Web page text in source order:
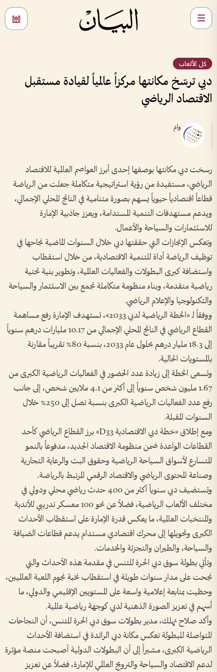
كل الألعاب
دبي ترسّخ مكانتها مركزاً عالمياً لقيادة مستقبل
الاقتصاد الرياضي
وام
رسخت دبي مكانتها بوصفها إحدى أبرز العواصم العالمية للاقتصاد
الرياضي، مستفيدة من رؤية استراتيجية متكاملة جعلت من الرياضة
قطاعاً اقتصادياً حيوياً يسهم بصورة متنامية في الناتج المحلي الإجمالي،
ويدعم مستهدفات التنمية المستدامة، ويعزز جاذبية الإمارة
للاستثمارات والسياحة والأعمال.
وتعكس الإنجازات التي حققتها دبي خلال السنوات الماضية نجاحها في
توظيف الرياضة أداة للتنمية الاقتصادية، من خلال استقطاب
واستضافة كبرى البطولات والفعاليات العالمية، وتطوير بنية تحتية
رياضية متقدمة، وبناء منظومة متكاملة تجمع بين الاستثمار والسياحة
والتكنولوجيا والإعلام الرياضي.
ووفقاً لـ «الخطة الرياضية لدبي 2033»، تستهدف الإمارة رفع مساهمة
القطاع الرياضي في الناتج المحلي الإجمالي من 10.17 مليارات درهم سنوياً
إلى 18.3 مليار درهم بحلول عام 2033، بنسبة 80% تقريباً مقارنة
بالمستويات الحالية.
وتسعى الخطة إلى زيادة عدد الحضور في الفعاليات الرياضية الكبرى من
1.67 مليون شخص سنوياً إلى أكثر من 4.1 ملايين شخص، إلى جانب
رفع عدد الفعاليات الرياضية الكبرى بنسبة تصل إلى 250% خلال
السنوات المقبلة.
ومع إطلاق «خطة دبي الاقتصادية D33» برز القطاع الرياضي كأحد
القطاعات الواعدة ضمن منظومة الاقتصاد الجديد، مدفوعاً بالنمو
المتسارع لأسواق السياحة الرياضية وحقوق البث والرعاية التجارية
وصناعة المحتوى الرياضي والاقتصاد الرقمي المرتبط بالرياضة.
وتستضيف دبي سنوياً أكثر من 400 حدث رياضي محلي ودولي في
مختلف الألعاب الرياضية، فضلاً عن نحو 100 معسكر تدريبي للأندية
والمنتخبات العالمية، ما يعكس قدرة الإمارة على استقطاب الأحداث
الكبرى وتحويلها إلى محرك اقتصادي مستدام يدعم قطاعات الضيافة
والسياحة، والطيران والتجزئة والخدمات.
وتأتي بطولة سوق دبي الحرة للتنس في مقدمة هذه الأحداث والتي
نجحت على مدار سنوات طويلة في استقطاب نخبة نجوم اللعبة العالميين،
وحظيت بمتابعة إعلامية واسعة على المستويين الإقليمي والدولي، ما
أسهم في تعزيز الصورة الذهنية لدبي كوجهة رياضية عالمية.
وأكد صلاح تهلك، مدير بطولات سوق دبي الحرة للتنس، أن النجاحات
المتواصلة للبطولة تعكس مكانة دبي الرائدة في استضافة الأحداث
الرياضية الكبرى، مشيراً إلى أن البطولات الدولية أصبحت منصة مؤثرة
لدعم الاقتصاد والسياحة والترويج العالمي للإمارة، فضلاً عن تعزيز